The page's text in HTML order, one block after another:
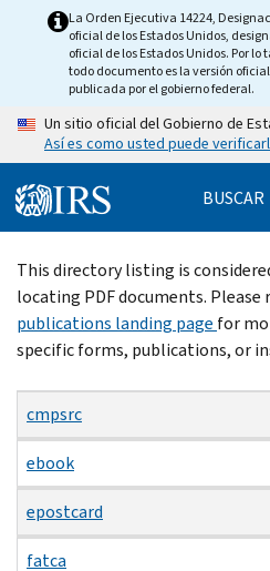
La Orden Ejecutiva 14224,
oficial de los Estados Unidos,
oficial de los Estados Unidos. Por
todo documento es la versión
publicada por el gobierno federal.
Un sitio oficial del Gobierno de
Así es como usted puede
BUSCAR
Beginning
of
main
content
This directory listing is
locating PDF documents.
publications landing page for
specific forms, publications, or
cmpsrc
ebook
epostcard
fatca